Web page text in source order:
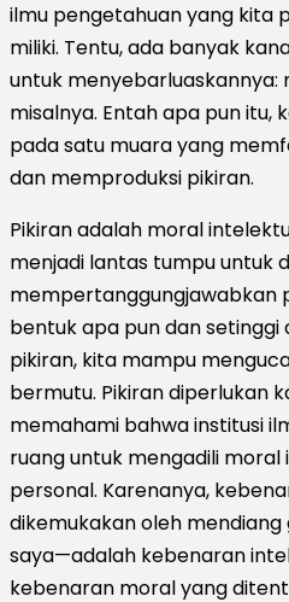
ilmu pengetahuan yang kita
miliki. Tentu, ada banyak
untuk menyebarluaskannya:
misalnya. Entah apa pun itu,
pada satu muara yang
dan memproduksi pikiran.
Pikiran adalah moral
menjadi lantas tumpu untuk
mempertanggungjawabkan
bentuk apa pun dan setinggi
pikiran, kita mampu
bermutu. Pikiran diperlukan
memahami bahwa institusi
ruang untuk mengadili
personal. Karenanya,
dikemukakan oleh
saya—adalah kebenaran
kebenaran moral yang